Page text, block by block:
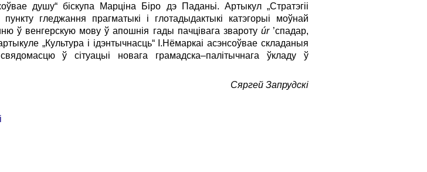
душу“ біскупа Марціна Біро дэ Паданьі. Артыкул „Стратэгіі
гледжання прагматыкі і глотадыдактыкі катэгорыі моўнай
ў венгерскую мову ў апошнія гады пачцівага звароту úr’спадар,
„Культура і ідэнтычнасць“ І.Нёмаркаі асэнсоўвае складаныя
ў сітуацыі новага грамадска–палітычнага ўкладу ў
Сяргей Запрудскі